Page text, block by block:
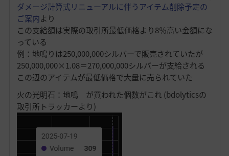
ダメージ計算式リニューアルに伴うアイテム削除予定の
ご案内より
この支給額は実際の取引所最低価格より8％高い金額にな
っている
例：地鳴りは250,000,000シルバーで販売されていたが
250,000,000×1.08＝270,000,000シルバーが支給される
この辺のアイテムが最低価格で大量に売られていた
火の光明石：地鳴 が買われた個数がこれ (bdolyticsの
取引所トラッカーより)